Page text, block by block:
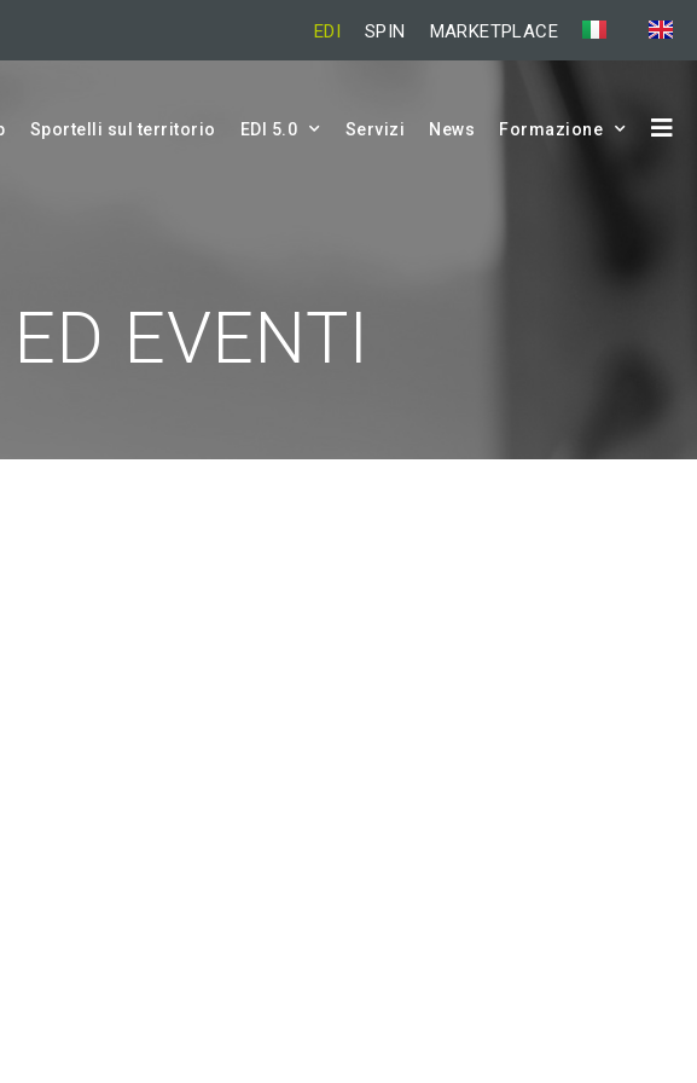
EDI SPIN MARKETPLACE
Sportelli sul territorio EDI 5.0 Servizi News Formazione
EVENTI